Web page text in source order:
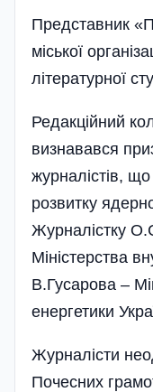
Представник
міської
літературної
Редакційний
визнавався
журналістів,
розвитку
Журналістку
Міністерства
В.Гусарова –
енергетики
Журналісти
Почесних